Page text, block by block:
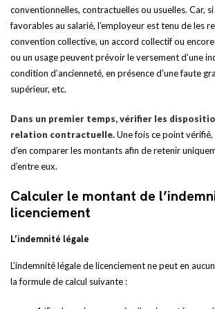
conventionnelles, contractuelles ou usuelles. Car,
favorables au salarié, l’employeur est tenu de les
convention collective, un accord collectif ou
ou un usage peuvent prévoir le versement d’une
condition d’ancienneté, en présence d’une faute
supérieur, etc.
Dans un premier temps, vérifier les
relation contractuelle.Une fois ce point
d’en comparer les montants afin de retenir
d’entre eux.
Calculer le montant de
licenciement
L’indemnité légale
L’indemnité légale de licenciement ne peut en
la formule de calcul suivante :